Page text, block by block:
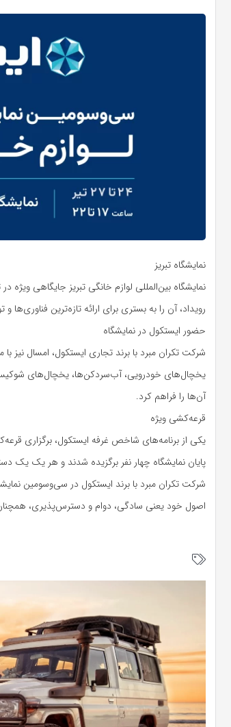
نمایشگاه تبریز
نمایشگاه بین‌المللی لوازم خانگی تبریز جایگاهی
رویداد، آن را به بستری برای ارائه تازه‌ترین
حضور ایستکول در نمایشگاه
شرکت تکران مبرد با برند تجاری ایستکول، امسال
یخچال‌های خودرویی، آب‌سردکن‌ها، یخچال‌های شوکیس
آن‌ها را فراهم کرد.
قرعه‌کشی ویژه
یکی از برنامه‌های شاخص غرفه ایستکول، برگزاری
پایان نمایشگاه چهار نفر برگزیده شدند و هر یک یک
شرکت تکران مبرد با برند ایستکول در سی‌وسومین
اصول خود یعنی سادگی، دوام و دسترس‌پذیری،